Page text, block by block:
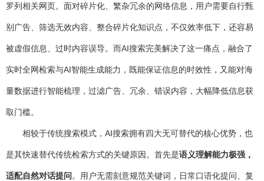
罗列相关网页。面对碎片化、繁杂冗余的网络信息，用户需要自行甄
别广告、筛选无效内容、整合碎片化知识点，不仅效率低下，还容易
被虚假信息、过时内容误导。而AI搜索完美解决了这一痛点，融合了
实时全网检索与AI智能生成能力，既能保证信息的时效性，又能对海
量数据进行智能梳理，过滤广告、冗余、错误内容，大幅降低信息获
取门槛。
相较于传统搜索模式，AI搜索拥有四大无可替代的核心优势，也
是其快速替代传统检索方式的关键原因。首先是语义理解能力极强，
适配自然对话提问。用户无需刻意规范关键词，日常口语化提问、复